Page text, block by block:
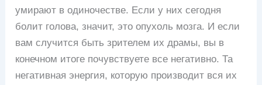
умирают в одиночестве. Если у них сегодня
болит голова, значит, это опухоль мозга. И если
вам случится быть зрителем их драмы, вы в
конечном итоге почувствуете все негативно. Та
негативная энергия, которую производит вся их